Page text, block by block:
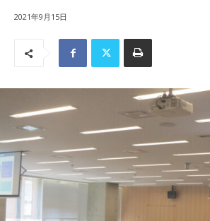
2021年9月15日